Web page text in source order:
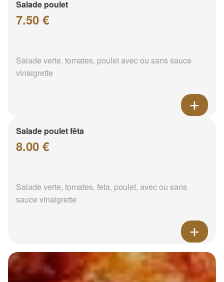
Salade poulet
7.50 €
Salade verte, tomates, poulet avec ou sans sauce
vinaigrette
Salade poulet fêta
8.00 €
Salade verte, tomates, feta, poulet, avec ou sans
sauce vinaigrette